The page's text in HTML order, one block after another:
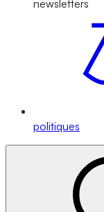
newsletters
politiques